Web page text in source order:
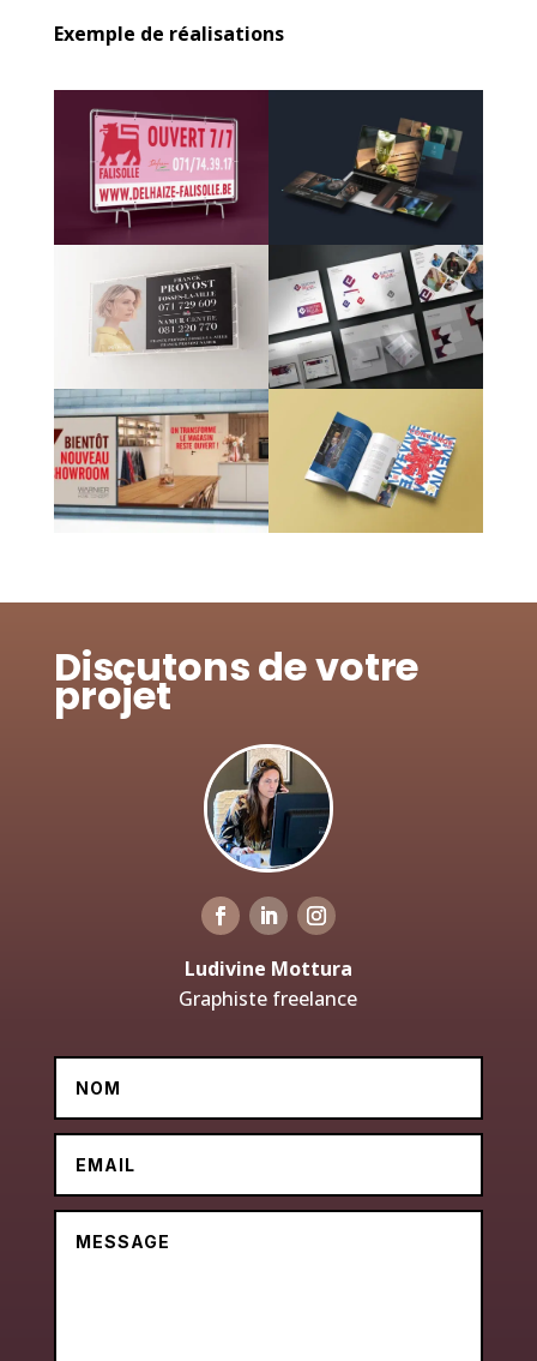
Exemple de réalisations
Discutons de votre
projet
Ludivine Mottura
Graphiste freelance